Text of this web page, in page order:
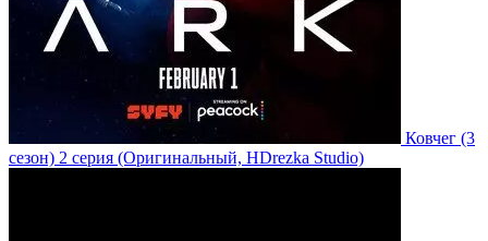
Ковчег (3
сезон) 2 серия (Оригинальный, HDrezka Studio)